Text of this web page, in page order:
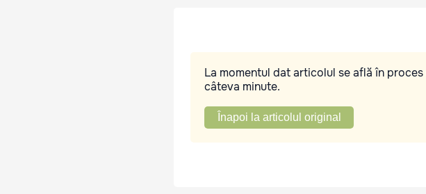
La momentul dat articolul se află în
câteva minute.
Înapoi la articolul original